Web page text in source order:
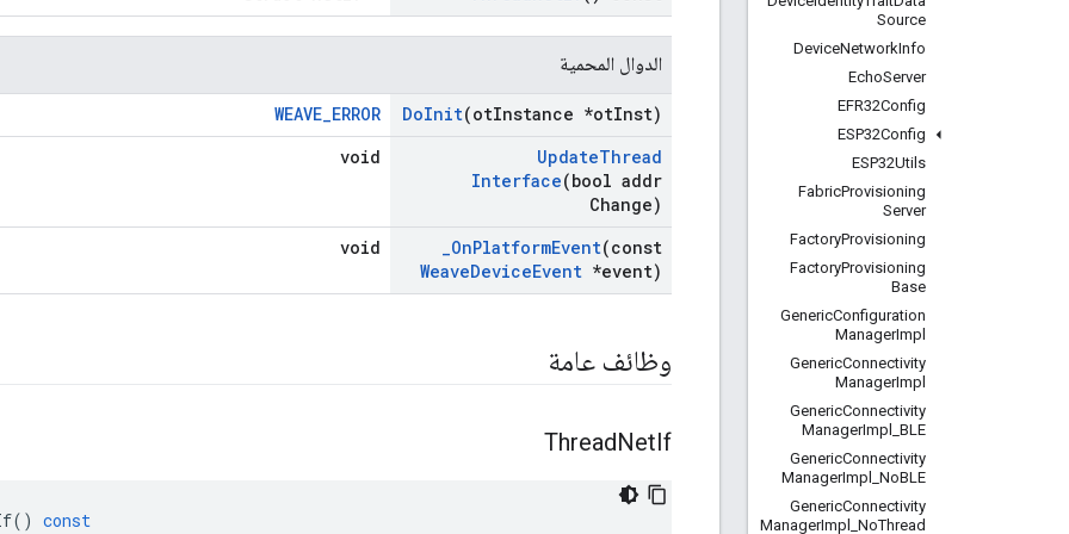
Source
DeviceNetworkInfo
EchoServer
EFR32Config
ESP32Config
ESP32Utils
FabricProvisioning
Server
FactoryProvisioning
FactoryProvisioning
Base
GenericConfiguration
ManagerImpl
GenericConnectivity
ManagerImpl
GenericConnectivity
ManagerImpl
BLE
GenericConnectivity
ManagerImpl NoBLE
GenericConnectivity
ManagerImpl NoThread
الدوال المحمية
DoInit(otInstance *otInst)
WEAVE_ERROR
UpdateThread
Interface(bool addr
Change)
void
_OnPlatformEvent(const
WeaveDeviceEvent *event)
void
وظائف عامة
ThreadNetIf
() const